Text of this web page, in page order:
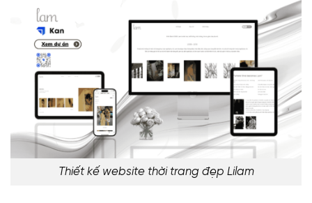
Thiết kế website thời trang đẹp Lilam